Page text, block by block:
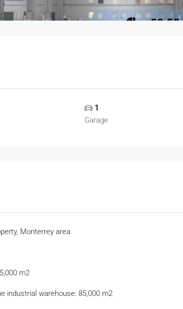
1
Garage
Monterrey area
m2
industrial warehouse: 85,000 m2